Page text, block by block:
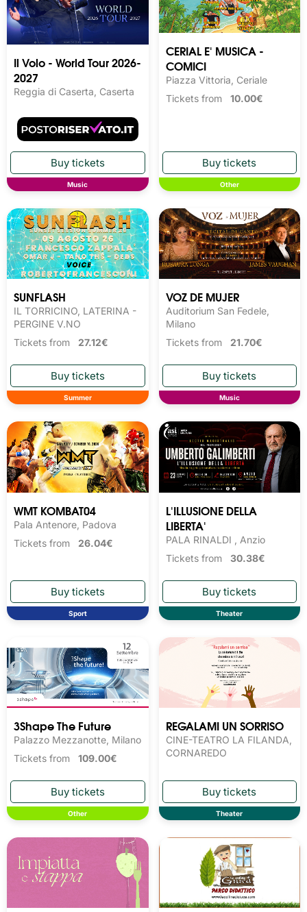
Il Volo - World Tour 2026-
2027
Reggia di Caserta, Caserta
Music
CERIAL E' MUSICA -
COMICI
Piazza Vittoria, Ceriale
Tickets from 10.00€
Other
SUNFLASH
IL TORRICINO, LATERINA -
PERGINE V.NO
Tickets from 27.12€
Summer
VOZ DE MUJER
Auditorium San Fedele,
Milano
Tickets from 21.70€
Music
WMT KOMBAT04
Pala Antenore, Padova
Tickets from 26.04€
Sport
L'ILLUSIONE DELLA
LIBERTA'
PALA RINALDI , Anzio
Tickets from 30.38€
Theater
3Shape The Future
Palazzo Mezzanotte, Milano
Tickets from 109.00€
Other
REGALAMI UN SORRISO
CINE-TEATRO LA FILANDA,
CORNAREDO
Theater